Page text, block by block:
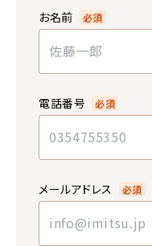
お名前 必須
電話番号 必須
メールアドレス 必須